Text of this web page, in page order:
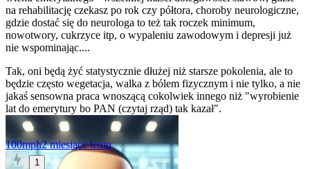
na rehabilitację czekasz po rok czy półtora, choroby neurologiczne,
gdzie dostać się do neurologa to też tak roczek minimum,
nowotwory, cukrzyce itp, o wypaleniu zawodowym i depresji już
nie wspominając....
Tak, oni będą żyć statystycznie dłużej niż starsze pokolenia, ale to
będzie często wegetacja, walka z bólem fizycznym i nie tylko, a nie
jakaś sensowna praca wnoszącą cokolwiek innego niż "wyrobienie
lat do emerytury bo PAN (czytaj rząd) tak kazał".
100mph2 miesiące temu
1